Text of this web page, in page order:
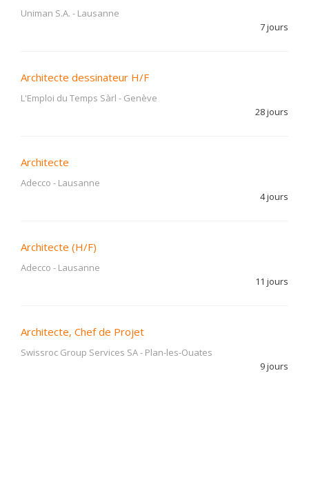
Uniman S.A. - Lausanne
7 jours
Architecte dessinateur H/F
L'Emploi du Temps Sàrl - Genève
28 jours
Architecte
Adecco - Lausanne
4 jours
Architecte (H/F)
Adecco - Lausanne
11 jours
Architecte, Chef de Projet
Swissroc Group Services SA- Plan-les-Ouates
9 jours